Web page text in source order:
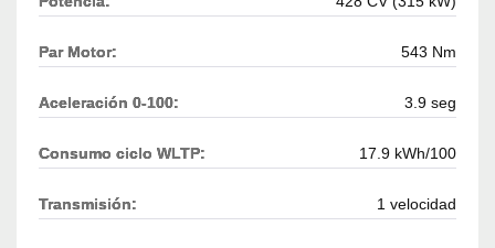
Par Motor: 543 Nm
Aceleración 0-100: 3.9 seg
Consumo ciclo WLTP: 17.9 kWh/100
Transmisión: 1 velocidad